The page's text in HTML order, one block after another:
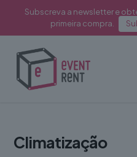
Subscreva a newsletter e
primeira compra.
Climatização